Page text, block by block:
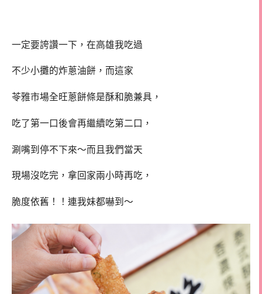
一定要誇讚一下，在高雄我吃過
不少小攤的炸蔥油餅，而這家
苓雅市場全旺蔥餅條是酥和脆兼具，
吃了第一口後會再繼續吃第二口，
涮嘴到停不下來～而且我們當天
現場沒吃完，拿回家兩小時再吃，
脆度依舊！！連我妹都嚇到～